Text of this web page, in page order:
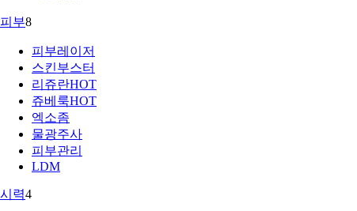
피부8
피부레이저
스킨부스터
리쥬란HOT
쥬베룩HOT
엑소좀
물광주사
피부관리
LDM
시력4